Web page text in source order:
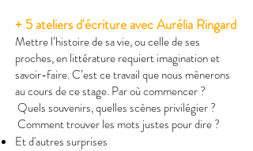
+ 5 ateliers d'écriture avec Aurélia Ringard
Mettre l’histoire de sa vie, ou celle de ses
proches, en littérature requiert imagination et
savoir-faire. C’est ce travail que nous mènerons
au cours de ce stage. Par où commencer ?
Quels souvenirs, quelles scènes privilégier ?
Comment trouver les mots justes pour dire ?
Et d'autres surprises